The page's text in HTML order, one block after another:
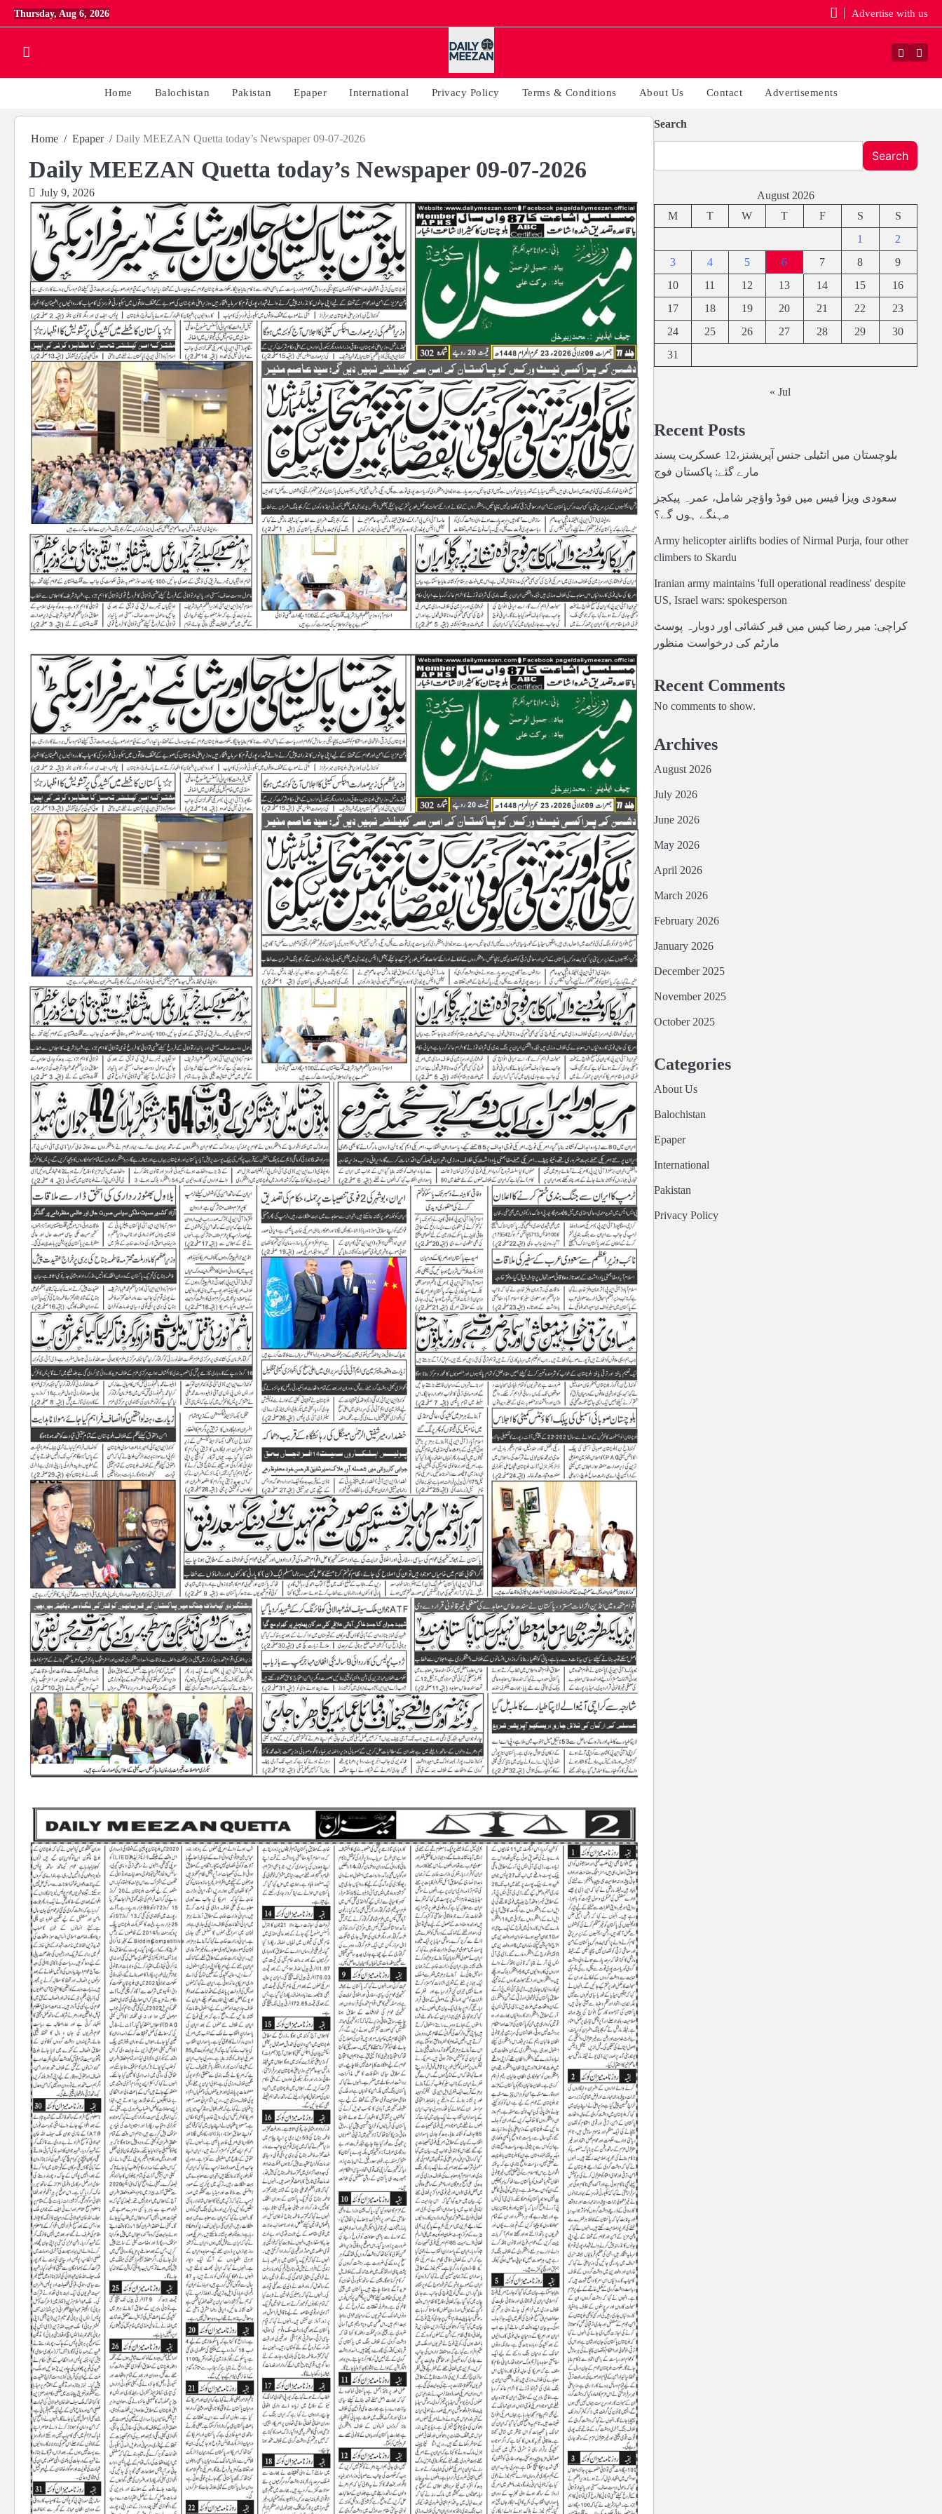
Skip
to
Thursday, Aug 6, 2026 Advertise with us
Facebook
Home Balochistan Pakistan Epaper International Privacy Policy Terms & Conditions About Us Contact Advertisements
Home Epaper Daily MEEZAN Quetta today’s Newspaper 09-07-2026
Daily MEEZAN Quetta today’s Newspaper 09-07-2026
July 9, 2026
Search
Search
August 2026
M
T W T F S
S
1
2
3
4 5 6 7 8
9
10
11 12 13 14 15
16
17
18 19 20 21 22
23
24
25 26 27 28 29
30
31
« Jul
Recent Posts
بلوچستان میں انٹیلی جنس آپریشنز،12 عسکریت پسند
مارے گئے: پاکستان فوج
سعودی ویزا فیس میں فوڈ واؤچر شامل، عمرہ پیکجز
مہنگے ہوں گے؟
Army helicopter airlifts bodies of Nirmal Purja, four other
climbers to Skardu
Iranian army maintains 'full operational readiness' despite
US, Israel wars: spokesperson
کراچی: میر رضا کیس میں قبر کشائی اور دوبارہ پوسٹ
مارٹم کی درخواست منظور
Recent Comments
No comments to show.
Archives
August 2026
July 2026
June 2026
May 2026
April 2026
March 2026
February 2026
January 2026
December 2025
November 2025
October 2025
Categories
About Us
Balochistan
Epaper
International
Pakistan
Privacy Policy